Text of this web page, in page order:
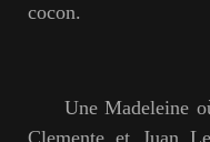
cocon.
Une Madeleine où
Clemente et Juan